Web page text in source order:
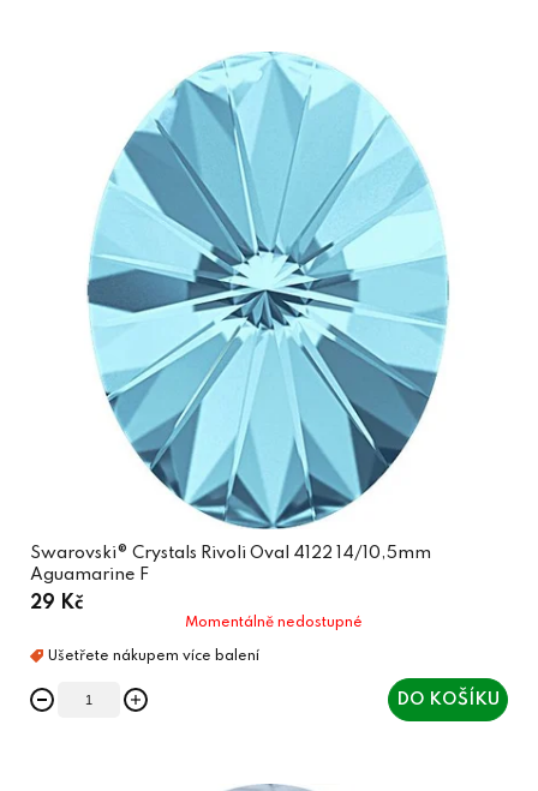
Swarovski® Crystals Rivoli Oval 4122 14/10,5mm
Aguamarine F
29 Kč
Momentálně nedostupné
DO KOŠÍKU